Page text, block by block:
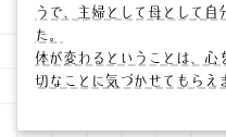
うで、主婦として母として
た。
体が変わるということは、心
切なことに気づかせてもらえ